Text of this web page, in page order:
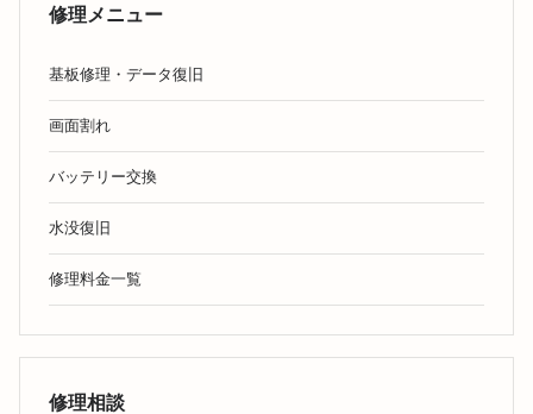
修理メニュー
基板修理・データ復旧
画面割れ
バッテリー交換
水没復旧
修理料金一覧
修理相談